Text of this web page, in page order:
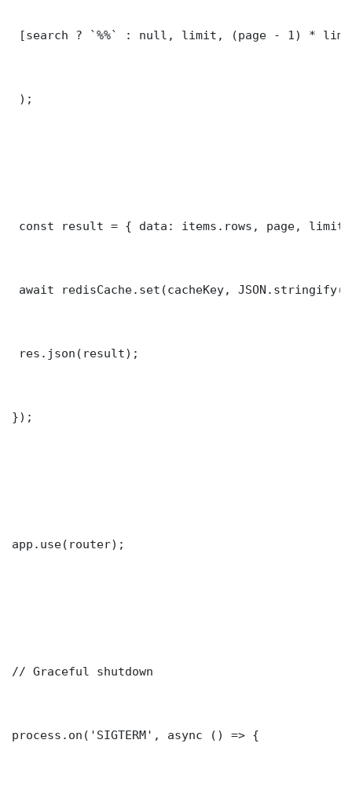
[search ? `%%` : null, limit, (page - 1) *
);
const result = { data: items.rows, page,
await redisCache.set(cacheKey,
res.json(result);
});
app.use(router);
// Graceful shutdown
process.on('SIGTERM', async () => {